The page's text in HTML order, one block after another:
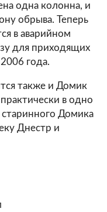
одна колонна, и
обрыва. Теперь
в аварийном
для приходящих
года.
также и Домик
в одно
Домика
Днестр и